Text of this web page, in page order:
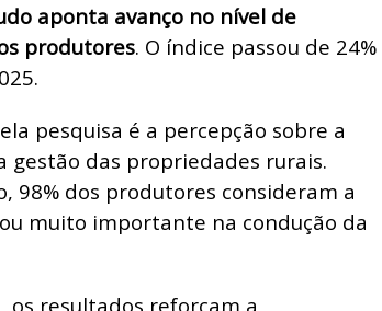
aponta avanço no nível de
produtores. O índice passou de 24%
pesquisa é a percepção sobre a
gestão das propriedades rurais.
98% dos produtores consideram a
muito importante na condução da
os resultados reforçam a